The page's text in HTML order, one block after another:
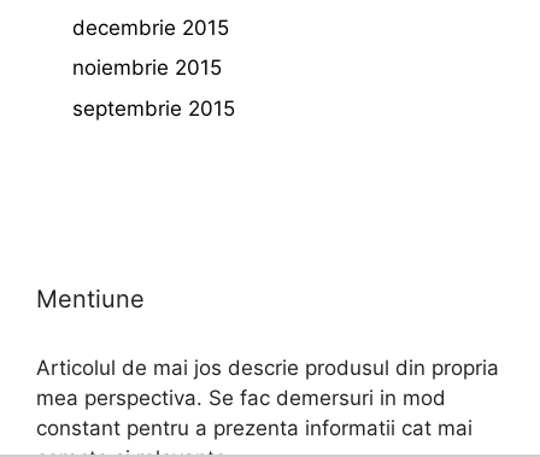
decembrie 2015
noiembrie 2015
septembrie 2015
Mentiune
Articolul de mai jos descrie produsul din propria
mea perspectiva. Se fac demersuri in mod
constant pentru a prezenta informatii cat mai